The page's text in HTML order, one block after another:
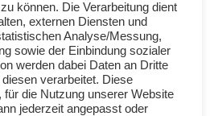
können. Die Verarbeitung dient
externen Diensten und
Analyse/Messung,
sowie der Einbindung sozialer
werden dabei Daten an Dritte
verarbeitet. Diese
für die Nutzung unserer Website
jederzeit angepasst oder